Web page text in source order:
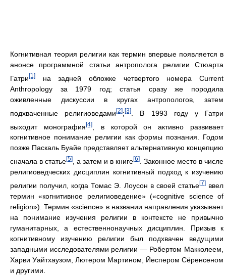
Когнитивная теория религии как термин впервые появляется в
анонсе программной статьи антрополога религии Стюарта
Гатри [1]
на задней обложке четвертого номера Current
Anthropology за 1979 год; статья сразу же породила
оживленные дискуссии в кругах антропологов, затем
подхваченные религиоведами[2];[3]
. В 1993 году у Гатри
выходит монография[4], в которой он активно развивает
когнитивное понимание религии как формы познания. Годом
позже Паскаль Буайе представляет альтернативную концепцию
сначала в статье[5] , а затем и в книге[6]
. Законное место в числе
религиоведческих дисциплин когнитивный подход к изучению
религии получил, когда Томас Э. Лоусон в своей статье[7]ввел
термин «когнитивное религиоведение» («cognitive science of
religion»). Термин «science» в названии направления указывает
на понимание изучения религии в контексте не привычно
гуманитарных, а естественнонаучных дисциплин. Призыв к
когнитивному изучению религии был подхвачен ведущими
западными исследователями религии — Робертом Макколеем,
Харви Уайтхаузом, Лютером Мартином, Йеспером Сёренсеном
и другими.